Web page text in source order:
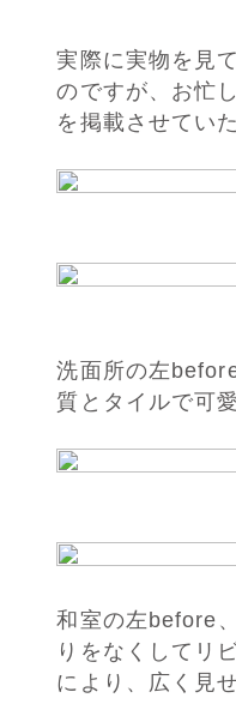
実際に実物を見
のですが、お忙
を掲載させてい
洗面所の左
質とタイルで可
和室の左before
りをなくしてリ
により、広く見